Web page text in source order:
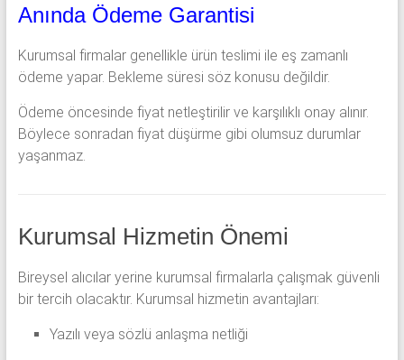
Anında Ödeme Garantisi
Kurumsal firmalar genellikle ürün teslimi ile eş zamanlı
ödeme yapar. Bekleme süresi söz konusu değildir.
Ödeme öncesinde fiyat netleştirilir ve karşılıklı onay alınır.
Böylece sonradan fiyat düşürme gibi olumsuz durumlar
yaşanmaz.
Kurumsal Hizmetin Önemi
Bireysel alıcılar yerine kurumsal firmalarla çalışmak güvenli
bir tercih olacaktır. Kurumsal hizmetin avantajları:
Yazılı veya sözlü anlaşma netliği